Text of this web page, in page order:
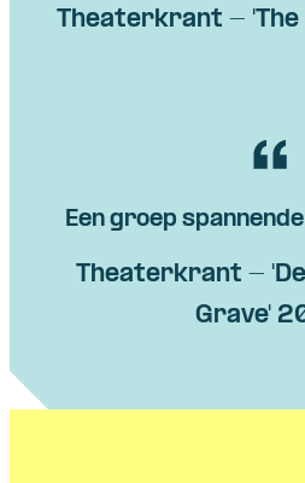
Theaterkrant - 'The
Een groep
Theaterkrant -
Grave'